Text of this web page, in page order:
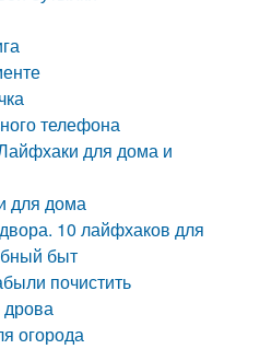
телефона
для дома и
для дома
10 лайфхаков для
быт
почистить
огорода